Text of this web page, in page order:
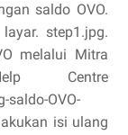
saldo OVO.
step1.jpg.
melalui Mitra
Centre
saldo-OVO-
isi ulang